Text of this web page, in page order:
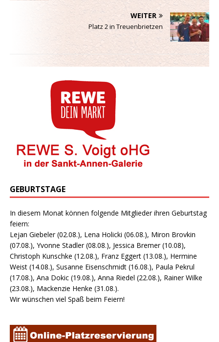
WEITER
Platz 2 in Treuenbrietzen
GEBURTSTAGE
In diesem Monat können folgende Mitglieder ihren Geburtstag
feiern:
Lejan Giebeler (02.08.), Lena Holicki (06.08.), Miron Brovkin
(07.08.), Yvonne Stadler (08.08.), Jessica Bremer (10.08),
Christoph Kunschke (12.08.), Franz Eggert (13.08.), Hermine
Weist (14.08.), Susanne Eisenschmidt (16.08.), Paula Pekrul
(17.08.), Ana Dokic (19.08.), Anna Riedel (22.08.), Rainer Wilke
(23.08.), Mackenzie Henke (31.08.).
Wir wünschen viel Spaß beim Feiern!